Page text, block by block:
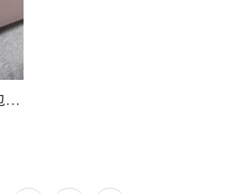
【限時特惠】精梳棉床包 - 蒼白灰